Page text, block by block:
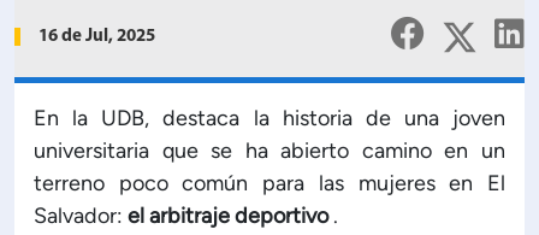
Capacitación Institucional
Estructura organizativa
Rector
Publicaciones
16 de Jul, 2025
En la UDB, destaca la historia de una joven
universitaria que se ha abierto camino en un
terreno poco común para las mujeres en El
Salvador: el arbitraje deportivo.